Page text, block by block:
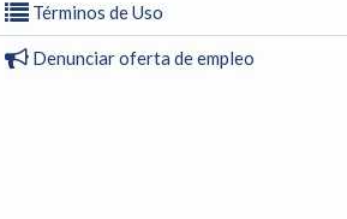
Términos de Uso
Denunciar oferta de empleo